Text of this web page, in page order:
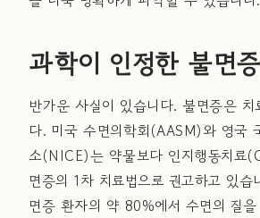
과학이 인정한 불면
반가운 사실이 있습니다. 불면증은 치
다. 미국 수면의학회(AASM)와 영국
소(NICE)는 약물보다 인지행동치료
면증의 1차 치료법으로 권고하고 있
면증 환자의 약 80%에서 수면의 질